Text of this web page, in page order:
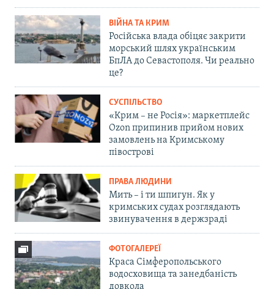
ВІЙНА ТА КРИМ
Російська влада обіцяє закрити
морський шлях українським
БпЛА до Севастополя. Чи реально
це?
СУСПІЛЬСТВО
«Крим – не Росія»: маркетплейс
Ozon припинив прийом нових
замовлень на Кримському
півострові
ПРАВА ЛЮДИНИ
Мить – і ти шпигун. Як у
кримських судах розглядають
звинувачення в держзраді
ФОТОГАЛЕРЕЇ
Краса Сімферопольського
водосховища та занедбаність
довкола